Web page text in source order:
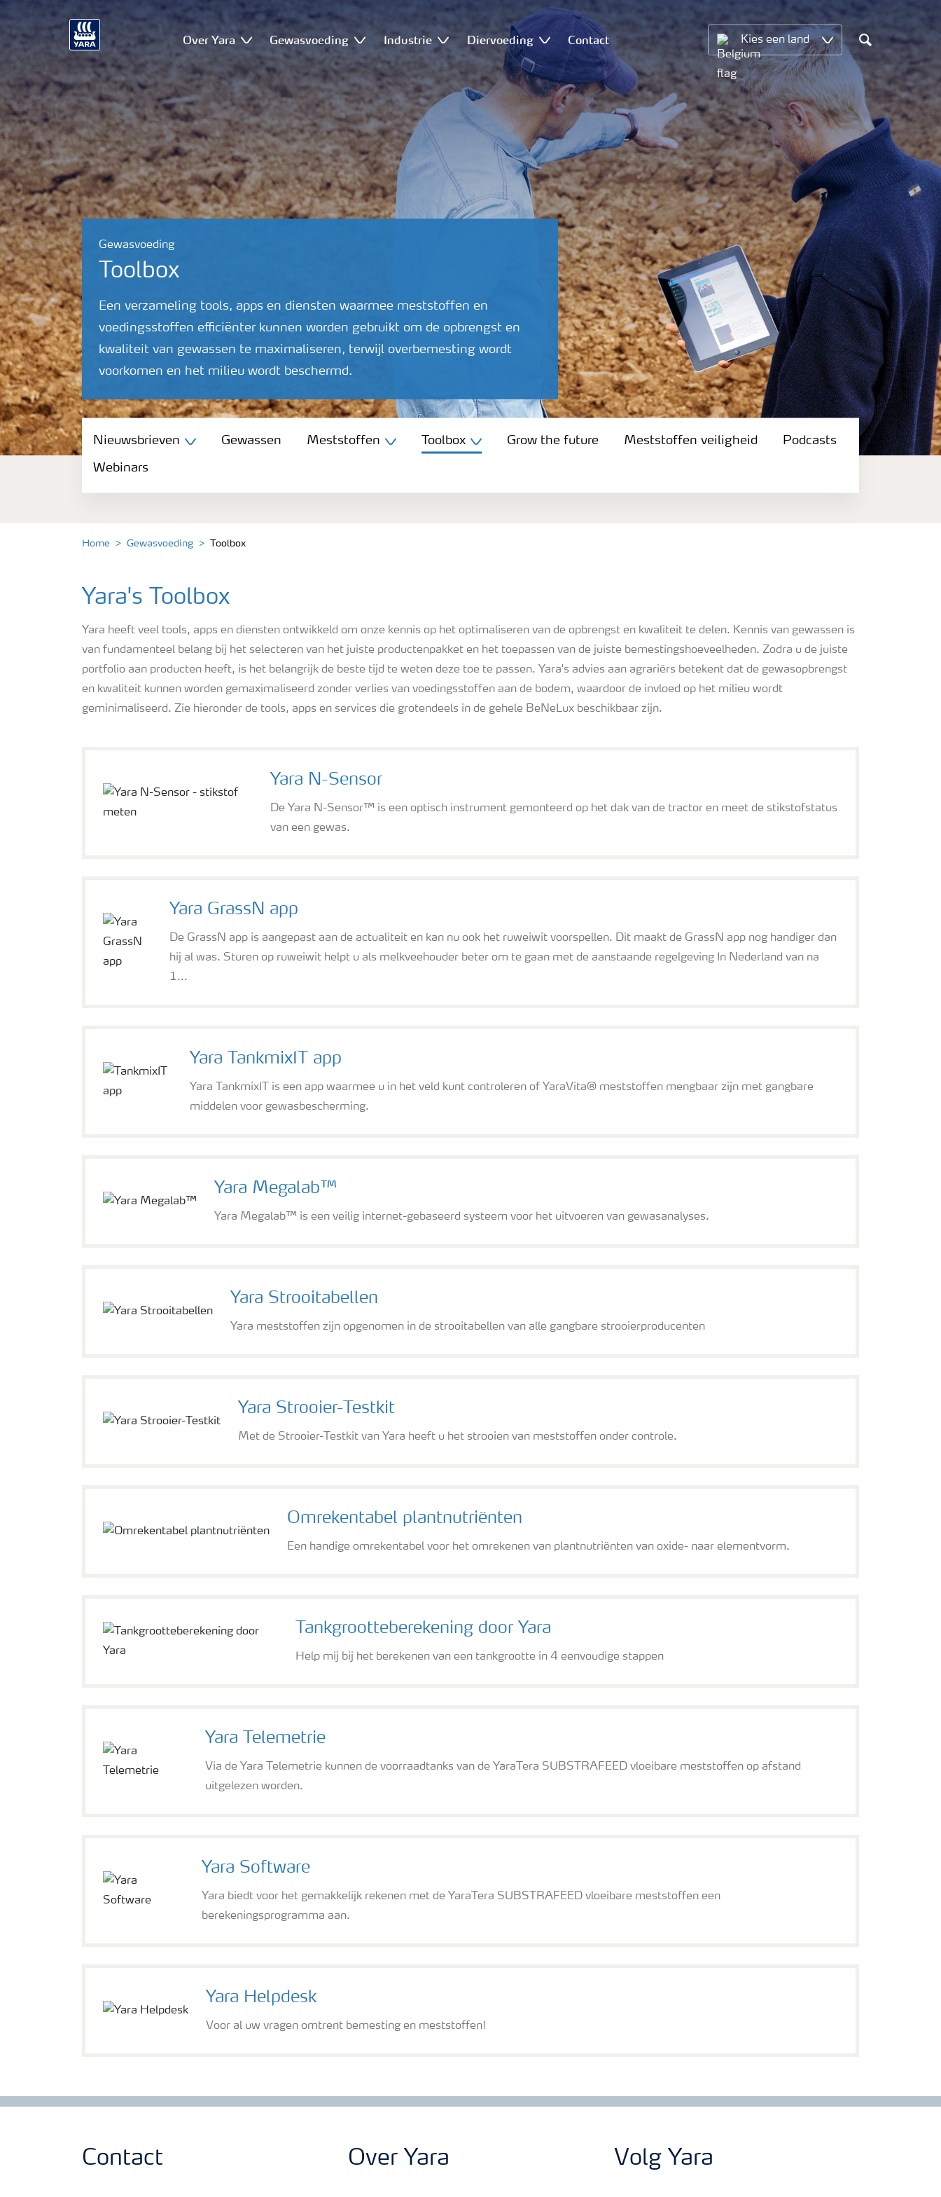
Over Yara Gewasvoeding Industrie Diervoeding Contact Kies een land
Search
Gewasvoeding
Toolbox
Een verzameling tools, apps en diensten waarmee meststoffen en
voedingsstoffen efficiënter kunnen worden gebruikt om de opbrengst en
kwaliteit van gewassen te maximaliseren, terwijl overbemesting wordt
voorkomen en het milieu wordt beschermd.
Nieuwsbrieven
Gewassen
Grow the future
Meststoffen veiligheid
Podcasts
Nieuwsbrieven Gewassen Meststoffen Toolbox Grow the future Meststoffen veiligheid Podcasts
Webinars
Home Gewasvoeding Toolbox
Yara's Toolbox
Yara heeft veel tools, apps en diensten ontwikkeld om onze kennis op het optimaliseren van de opbrengst en kwaliteit te delen. Kennis van gewassen is
van fundamenteel belang bij het selecteren van het juiste productenpakket en het toepassen van de juiste bemestingshoeveelheden. Zodra u de juiste
portfolio aan producten heeft, is het belangrijk de beste tijd te weten deze toe te passen. Yara's advies aan agrariërs betekent dat de gewasopbrengst
en kwaliteit kunnen worden gemaximaliseerd zonder verlies van voedingsstoffen aan de bodem, waardoor de invloed op het milieu wordt
geminimaliseerd. Zie hieronder de tools, apps en services die grotendeels in de gehele BeNeLux beschikbaar zijn.
Yara N-Sensor
De Yara N-Sensor™ is een optisch instrument gemonteerd op het dak van de tractor en meet de stikstofstatus
van een gewas.
Yara GrassN app
De GrassN app is aangepast aan de actualiteit en kan nu ook het ruweiwit voorspellen. Dit maakt de GrassN app nog handiger dan
hij al was. Sturen op ruweiwit helpt u als melkveehouder beter om te gaan met de aanstaande regelgeving In Nederland van na
1...
Yara TankmixIT app
Yara TankmixIT is een app waarmee u in het veld kunt controleren of YaraVita® meststoffen mengbaar zijn met gangbare
middelen voor gewasbescherming.
Yara Megalab™
Yara Megalab™ is een veilig internet-gebaseerd systeem voor het uitvoeren van gewasanalyses.
Yara Strooitabellen
Yara meststoffen zijn opgenomen in de strooitabellen van alle gangbare strooierproducenten
Yara Strooier-Testkit
Met de Strooier-Testkit van Yara heeft u het strooien van meststoffen onder controle.
Omrekentabel plantnutriënten
Een handige omrekentabel voor het omrekenen van plantnutriënten van oxide- naar elementvorm.
Tankgrootteberekening door Yara
Help mij bij het berekenen van een tankgrootte in 4 eenvoudige stappen
Yara Telemetrie
Via de Yara Telemetrie kunnen de voorraadtanks van de YaraTera SUBSTRAFEED vloeibare meststoffen op afstand
uitgelezen worden.
Yara Software
Yara biedt voor het gemakkelijk rekenen met de YaraTera SUBSTRAFEED vloeibare meststoffen een
berekeningsprogramma aan.
Yara Helpdesk
Voor al uw vragen omtrent bemesting en meststoffen!
Contact Over Yara Volg Yara